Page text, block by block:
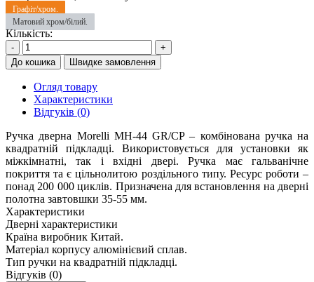
Графіт/хром.
Матовий хром/білий.
Кількість:
-
+
До кошика
Швидке замовлення
Огляд товару
Характеристики
Відгуків (0)
Ручка дверна Morelli MH-44 GR/CP – комбінована ручка на
квадратній підкладці. Використовується для установки як
міжкімнатні, так і вхідні двері. Ручка має гальванічне
покриття та є цільнолитою роздільного типу. Ресурс роботи –
понад 200 000 циклів. Призначена для встановлення на дверні
полотна завтовшки 35-55 мм.
Характеристики
Дверні характеристики
Країна виробник Китай.
Матеріал корпусу алюмінієвий сплав.
Тип ручки на квадратній підкладці.
Відгуків (0)